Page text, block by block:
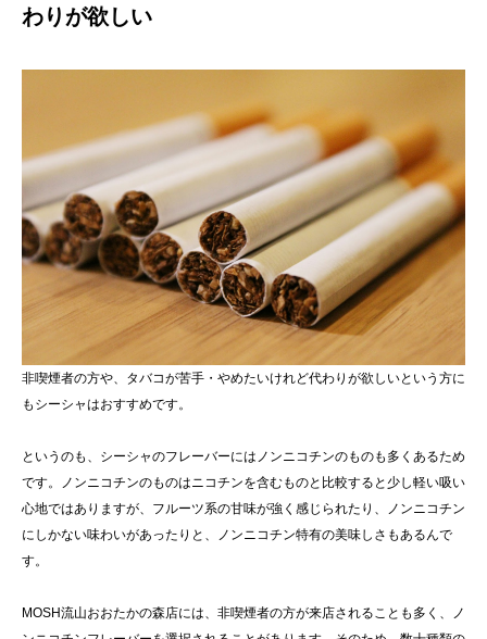
わりが欲しい
非喫煙者の方や、タバコが苦手・やめたいけれど代わりが欲しいという方に
もシーシャはおすすめです。
というのも、シーシャのフレーバーにはノンニコチンのものも多くあるため
です。ノンニコチンのものはニコチンを含むものと比較すると少し軽い吸い
心地ではありますが、フルーツ系の甘味が強く感じられたり、ノンニコチン
にしかない味わいがあったりと、ノンニコチン特有の美味しさもあるんで
す。
MOSH流山おおたかの森店には、非喫煙者の方が来店されることも多く、ノ